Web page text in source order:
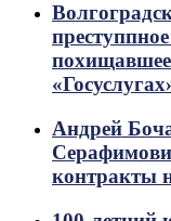
Андрей
контракты